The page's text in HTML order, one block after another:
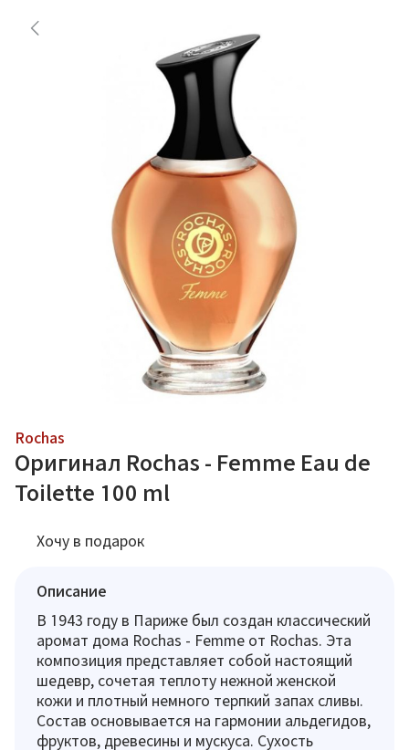
Rochas
Оригинал Rochas - Femme Eau de
Toilette 100 ml
Хочу в подарок
Описание
В 1943 году в Париже был создан классический
аромат дома Rochas - Femme от Rochas. Эта
композиция представляет собой настоящий
шедевр, сочетая теплоту нежной женской
кожи и плотный немного терпкий запах сливы.
Состав основывается на гармонии альдегидов,
фруктов, древесины и мускуса. Сухость